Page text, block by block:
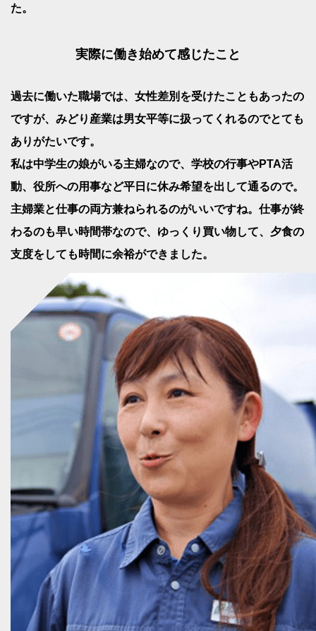
た。
実際に働き始めて感じたこと
過去に働いた職場では、女性差別を受けたこともあったの
ですが、みどり産業は男女平等に扱ってくれるのでとても
ありがたいです。
私は中学生の娘がいる主婦なので、学校の行事やPTA活
動、役所への用事など平日に休み希望を出して通るので。
主婦業と仕事の両方兼ねられるのがいいですね。仕事が終
わるのも早い時間帯なので、ゆっくり買い物して、夕食の
支度をしても時間に余裕ができました。